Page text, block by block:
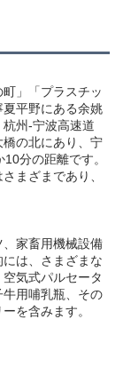
」「プラスチッ
平野にある余姚
州-宁波高速道
の北にあり、宁
分の距離です。
まざまであり、
家畜用機械設備
は、さまざまな
気式パルセータ
用哺乳瓶、その
を含みます。